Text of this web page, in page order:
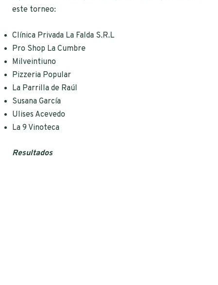
este torneo:
Clínica Privada La Falda S.R.L
Pro Shop La Cumbre
Milveintiuno
Pizzeria Popular
La Parrilla de Raúl
Susana García
Ulises Acevedo
La 9 Vinoteca
Resultados